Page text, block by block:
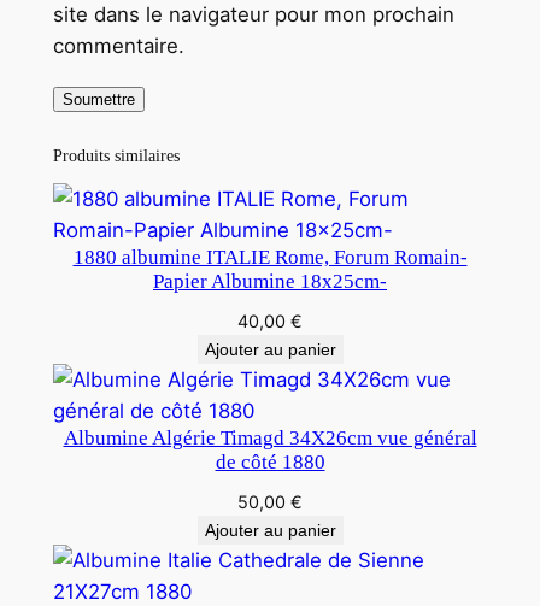
site dans le navigateur pour mon prochain
commentaire.
Produits similaires
1880 albumine ITALIE Rome, Forum Romain-
Papier Albumine 18x25cm-
40,00 €
Ajouter au panier
Albumine Algérie Timagd 34X26cm vue général
de côté 1880
50,00 €
Ajouter au panier